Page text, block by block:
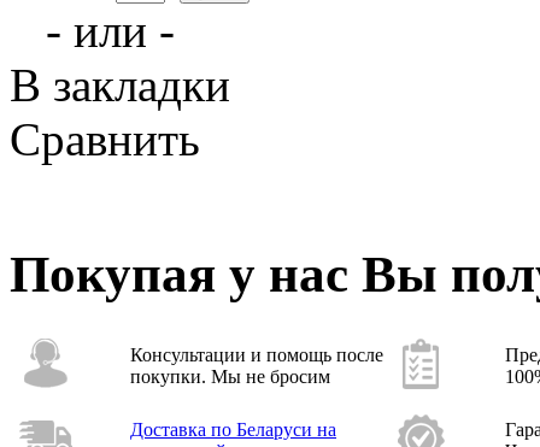
- или -
В закладки
Сравнить
Покупая у нас Вы
Консультации и помощь после
покупки. Мы не бросим
Доставка по Беларуси на